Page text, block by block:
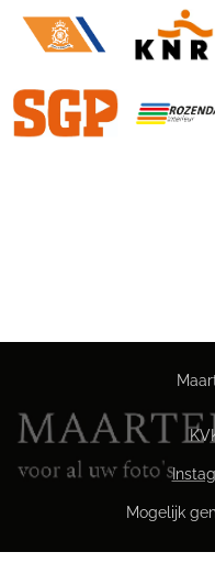
Mogelijk